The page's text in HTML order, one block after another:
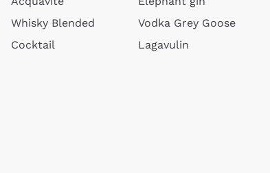
Whisky Blended
Cocktail
Vodka Grey Goose
Lagavulin